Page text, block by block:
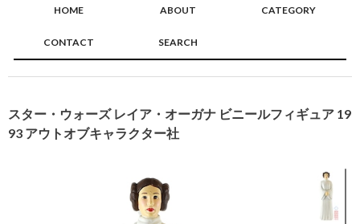
HOME ABOUT CATEGORY
CONTACT SEARCH
スター・ウォーズ レイア・オーガナ ビニールフィギュア 19
93 アウトオブキャラクター社